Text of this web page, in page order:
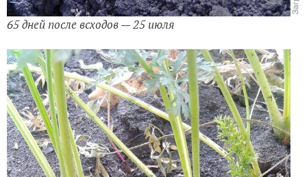
65 дней после всходов — 25 июля